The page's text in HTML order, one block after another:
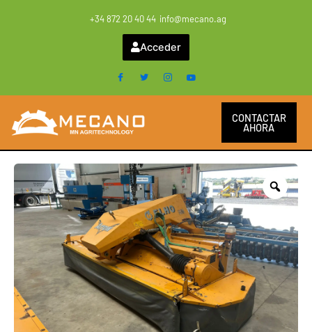
+34 872 20 40 44 info@mecano.ag
Acceder
CONTACTAR
AHORA